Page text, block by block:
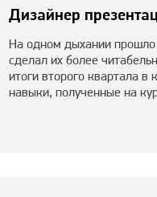
Дизайнер
На одном дыхании прошло
сделал их более
итоги второго квартала в
навыки, полученные на